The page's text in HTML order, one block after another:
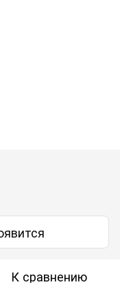
К сравнению